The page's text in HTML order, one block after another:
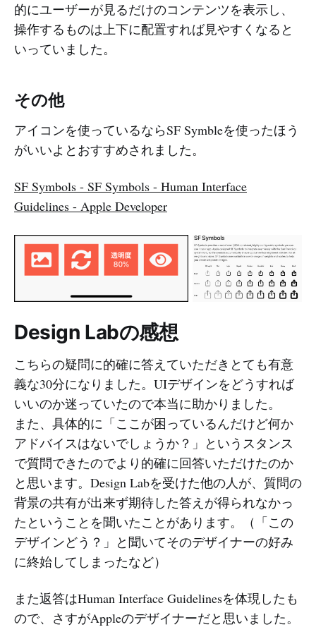
的にユーザーが見るだけのコンテンツを表示し、
操作するものは上下に配置すれば見やすくなると
いっていました。
その他
アイコンを使っているならSF Symbleを使ったほう
がいいよとおすすめされました。
SF Symbols - SF Symbols - Human Interface
Guidelines - Apple Developer
Design Labの感想
こちらの疑問に的確に答えていただきとても有意
義な30分になりました。UIデザインをどうすれば
いいのか迷っていたので本当に助かりました。
また、具体的に「ここが困っているんだけど何か
アドバイスはないでしょうか？」というスタンス
で質問できたのでより的確に回答いただけたのか
と思います。Design Labを受けた他の人が、質問の
背景の共有が出来ず期待した答えが得られなかっ
たということを聞いたことがあります。（「この
デザインどう？」と聞いてそのデザイナーの好み
に終始してしまったなど）
また返答はHuman Interface Guidelinesを体現したも
ので、さすがAppleのデザイナーだと思いました。